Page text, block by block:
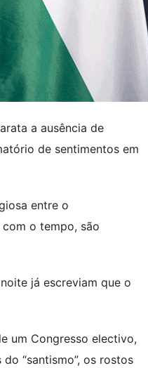
a ausência de
de sentimentos em
entre o
o tempo, são
já escreviam que o
um Congresso electivo,
“santismo”, os rostos